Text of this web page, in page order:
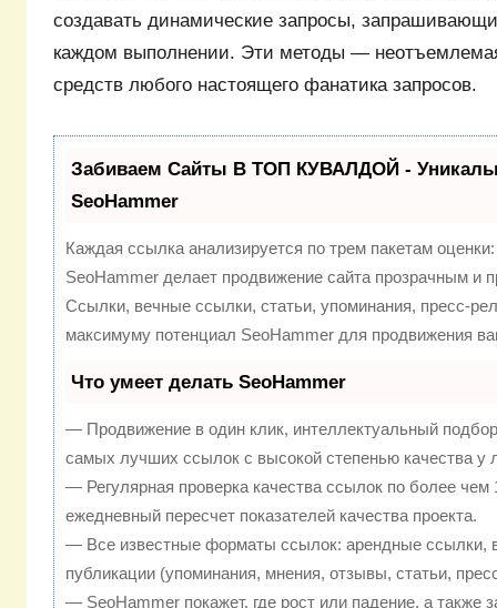
создавать динамические запросы,
каждом выполнении. Эти методы —
средств любого настоящего фанатика запросов.
Забиваем Сайты В ТОП КУВАЛДОЙ -
SeoHammer
Каждая ссылка анализируется по трем пакетам
SeoHammer делает продвижение сайта прозрачным и
Ссылки, вечные ссылки, статьи, упоминания, пресс-
максимуму потенциал SeoHammer для продвижения
Что умеет делать SeoHammer
— Продвижение в один клик, интеллектуальный подбор
самых лучших ссылок с высокой степенью качества у
— Регулярная проверка качества ссылок по более чем
ежедневный пересчет показателей качества проекта.
— Все известные форматы ссылок: арендные ссылки,
публикации (упоминания, мнения, отзывы, статьи,
— SeoHammer покажет, где рост или падение, а также